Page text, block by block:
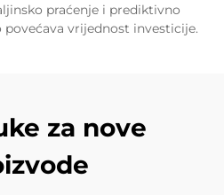
praćenje i prediktivno
vrijednost investicije.
za nove